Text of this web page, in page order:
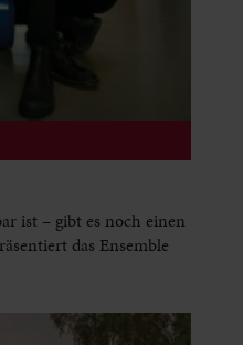
ist – gibt es noch einen
das Ensemble